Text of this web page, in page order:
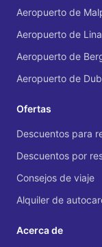
Aeropuerto de
Aeropuerto de
Aeropuerto de
Aeropuerto de
Ofertas
Descuentos para
Descuentos por
Consejos de viaje
Alquiler de
Acerca de